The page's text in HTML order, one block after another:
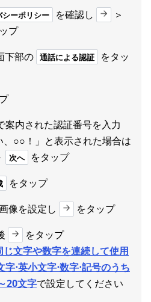
シーポリシー を確認し ＞
プ
下部の 通話による認証
をタッ
案内された認証番号を入力
○○！」と表示された場合は
次へ をタップ
をタップ
像を設定し
をタップ
をタップ
じ文字や数字を連続して使用
⋅英小文字⋅数字⋅記号のうち
20文字で設定してください